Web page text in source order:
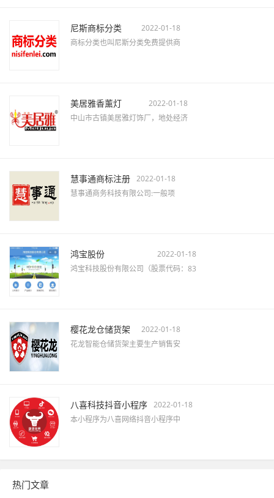
尼斯商标分类
2022-01-18
商标分类也叫尼斯分类免费提供商
美居雅香薰灯
2022-01-18
中山市古镇美居雅灯饰厂，地处经济
慧事通商标注册 2022-01-18
慧事通商务科技有限公司:一般项
鸿宝股份
2022-01-18
鸿宝科技股份有限公司（股票代码：83
樱花龙仓储货架
2022-01-18
花龙智能仓储货架主要生产销售安
八喜科技抖音小程序 2022-01-18
本小程序为八喜网络抖音小程序中
热门文章